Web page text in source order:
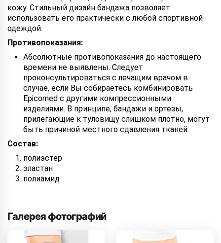
кожу. Стильный дизайн бандажа позволяет
использовать его практически с любой спортивной
одеждой.
Противопоказания:
Абсолютные противопоказания до настоящего
времени не выявлены. Следует
проконсультироваться с лечащим врачом в
случае, если Вы собираетесь комбинировать
Epicomed с другими компрессионными
изделиями. В принципе, бандажи и ортезы,
прилегающие к туловищу слишком плотно, могут
быть причиной местного сдавления тканей.
Состав:
полиэстер
эластан
полиамид
Галерея фотографий